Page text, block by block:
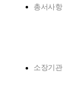
총서사항
소장기관